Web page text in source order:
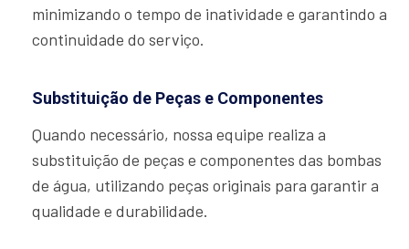
minimizando o tempo de inatividade e garantindo a
continuidade do serviço.
Substituição de Peças e Componentes
Quando necessário, nossa equipe realiza a
substituição de peças e componentes das bombas
de água, utilizando peças originais para garantir a
qualidade e durabilidade.